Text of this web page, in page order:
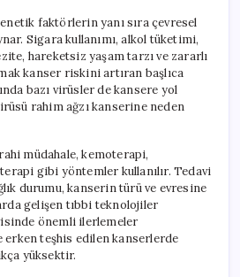
faktörlerin yanı sıra çevresel
Sigara kullanımı, alkol tüketimi,
hareketsiz yaşam tarzı ve zararlı
kanser riskini artıran başlıca
bazı virüsler de kansere yol
rahim ağzı kanserine neden
müdahale, kemoterapi,
gibi yöntemler kullanılır. Tedavi
durumu, kanserin türü ve evresine
gelişen tıbbi teknolojiler
önemli ilerlemeler
teşhis edilen kanserlerde
yüksektir.